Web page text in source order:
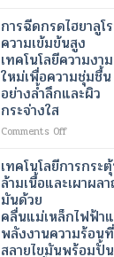
จังหวะ
สแกน
กระเพาะ
ปัสสาวะ
ด้วย
อัลตรา
ซา
3
ก้าวหน้า
ครั้ง
ใน
เทคโนโลยี
ทางการ
การฉีดกรดไฮยาลูโ
ความเข้มข้นสูง
เทคโนโลยีความงา
ใหม่เพื่อความชุ่มชื้น
อย่างล้ำลึกและผิว
กระจ่างใส
Comments Offon
ฉีด
กรด
ไฮ
ลู
โร
นิก
เทคโนโลยีการกระ
ล้ามเนื้อและเผาผล
มันด้วย
คลื่นแม่เหล็กไฟฟ้า
พลังงานความร้อน
สลายไขมันพร้อมปั้น